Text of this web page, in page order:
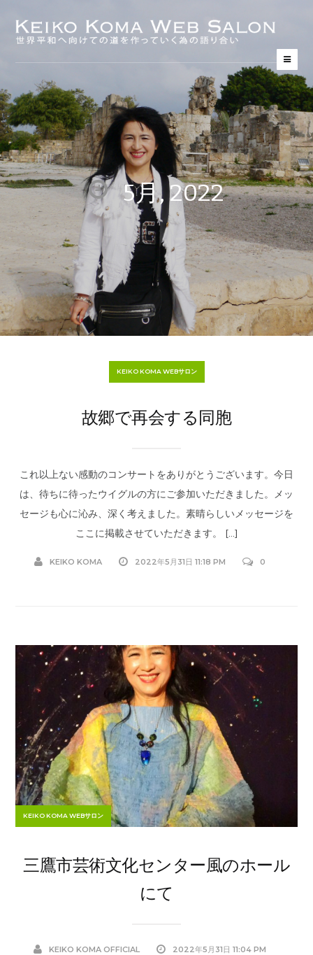
5月, 2022
KEIKO KOMA WEBサロン
故郷で再会する同胞
これ以上ない感動のコンサートをありがとうございます。今日
は、待ちに待ったウイグルの方にご参加いただきました。メッ
セージも心に沁み、深く考えました。素晴らしいメッセージを
ここに掲載させていただきます。 […]
KEIKO KOMA 2022年5月31日 11:18 PM 0
KEIKO KOMA WEBサロン
三鷹市芸術文化センター風のホール
にて
KEIKO KOMA OFFICIAL
2022年5月31日 11:04 PM